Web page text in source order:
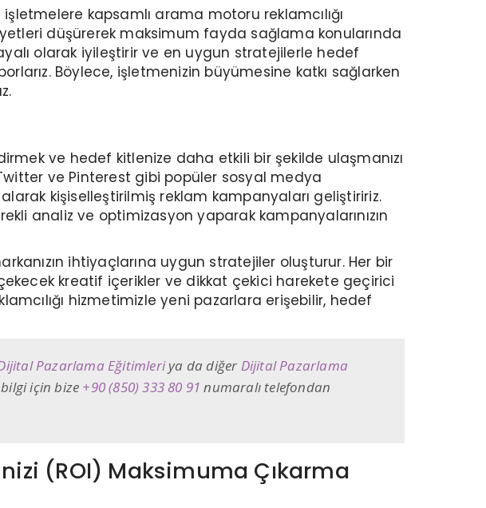
kapsamlı arama motoru reklamcılığı
düşürerek maksimum fayda sağlama konularında
olarak iyileştirir ve en uygun stratejilerle hedef
Böylece, işletmenizin büyümesine katkı sağlarken
ve hedef kitlenize daha etkili bir şekilde ulaşmanızı
ve Pinterest gibi popüler sosyal medya
kişiselleştirilmiş reklam kampanyaları geliştiririz.
analiz ve optimizasyon yaparak kampanyalarınızın
ihtiyaçlarına uygun stratejiler oluşturur. Her bir
kreatif içerikler ve dikkat çekici harekete geçirici
hizmetimizle yeni pazarlara erişebilir, hedef
ijital Pazarlama Eğitimleriya da diğer Dijital Pazarlama
için bize +90 (850) 333 80 91 numaralı telefondan
(ROI) Maksimuma Çıkarma